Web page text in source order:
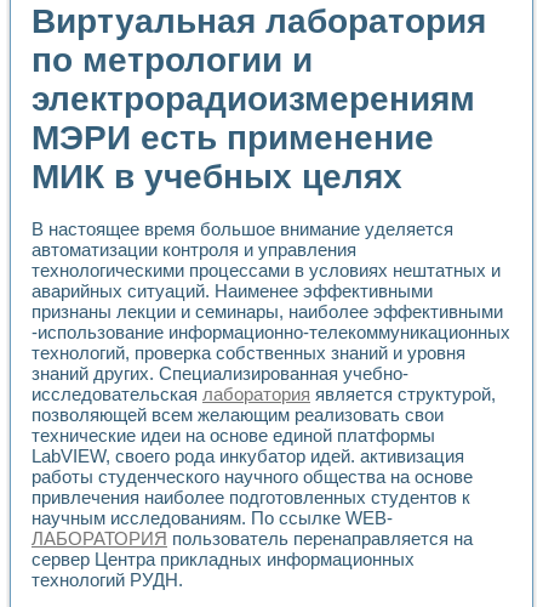
Применение NI VISION для геометрического анализа в
Система температурной стабилизации
Управление движением с помощью программно -
Определение параметров всплывающих газовых
Система управления асинхронным тиристорным
Лазерный профилометр
Применение средств NATIONAL INSTRUMENTS для
Разработка автоматизированного стенда для
Высокочувствительные оптоэлектронные
Установка для измерения диэлектрических свойств
Исследование кинетики зарождения и развития
Лабораторный электрический импедансный томограф на
Микрозондовая система для характеризации
Метод траекторий в исследовании
Промышленная автоматизация
Автоматизация технологических процессов получения
Использование систем технического зрения для контроля
Исследование электромагнитных переходных процессов
Применение LabVIEW при разработке обучающих
Разработка виртуальных тренажеров путем
Система блокировок, сигнализации и защиты ускорителя
Система сбора данных и управления процессом
Управление температурой газовой среды специальной
Разработка программного обеспечения с
Виртуальная лаборатория
по метрологии и
электрорадиоизмерениям
МЭРИ есть применение
МИК в учебных целях
В настоящее время большое внимание уделяется
автоматизации контроля и управления
технологическими процессами в условиях нештатных и
аварийных ситуаций. Наименее эффективными
признаны лекции и семинары, наиболее эффективными
-использование информационно-телекоммуникационных
технологий, проверка собственных знаний и уровня
знаний других. Специализированная учебно-
исследовательская лаборатория является структурой,
позволяющей всем желающим реализовать свои
технические идеи на основе единой платформы
LabVIEW, своего рода инкубатор идей. активизация
работы студенческого научного общества на основе
привлечения наиболее подготовленных студентов к
научным исследованиям. По ссылке WEB-
ЛАБОРАТОРИЯ пользователь перенаправляется на
сервер Центра прикладных информационных
технологий РУДН.